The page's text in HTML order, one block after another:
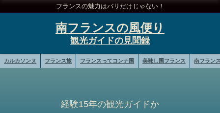
フランスの魅力はバリだけじゃない！
南フランスの風便り
カルカソンヌ フランス旅 フランスってコンナ国 美味し国フランス 南フラン
経験15年の観光ガイドか